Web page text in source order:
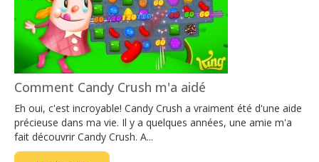
Comment Candy Crush m'a aidé
Eh oui, c'est incroyable! Candy Crush a vraiment été d'une aide
précieuse dans ma vie. Il y a quelques années, une amie m'a
fait découvrir Candy Crush. A...